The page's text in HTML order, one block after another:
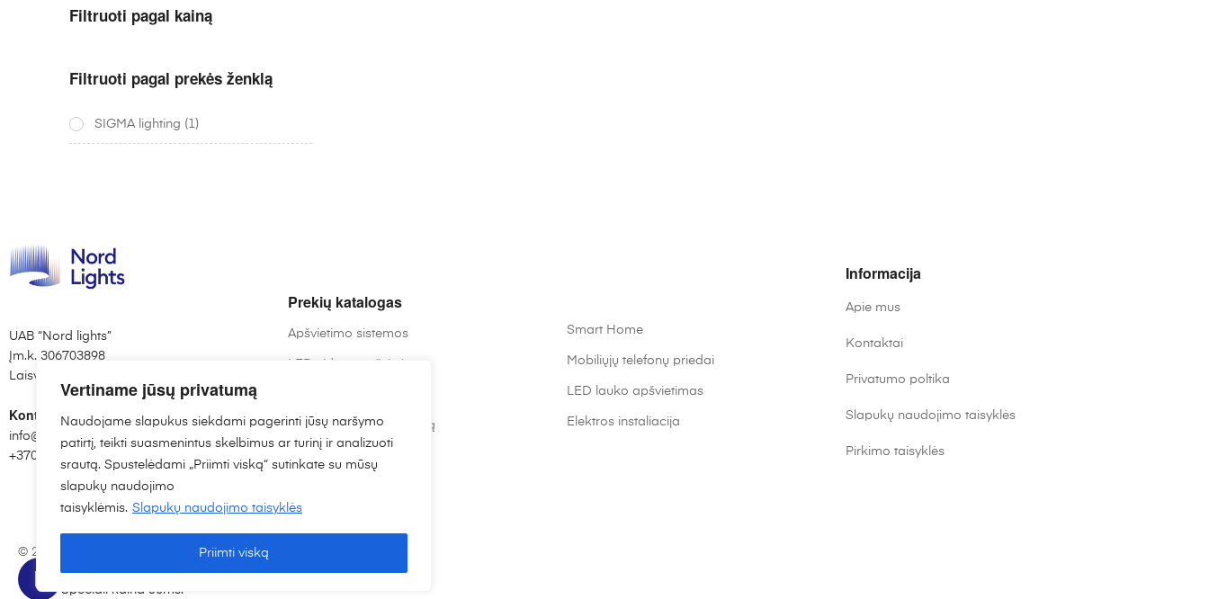
Vertiname jūsų privatumą
Naudojame slapukus siekdami pagerinti jūsų naršymo
patirtį, teikti suasmenintus skelbimus ar turinį ir analizuoti
srautą. Spustelėdami „Priimti viską“ sutinkate su mūsų
slapukų naudojimo
taisyklėmis. Slapukų naudojimo taisyklės
Priimti viską
Filtruoti pagal kainą
Filtruoti pagal prekės ženklą
SIGMA lighting (1)
UAB “Nord lights”
Įm.k. 306703898
Laisvės al. 82, Kaunas
Kontaktai:
info@nordlights.lt
+370 615 90769
Prekių katalogas
Apšvietimo sistemos
Šviestuvai pagal patalpą
Smart Home
Mobiliųjų telefonų priedai
LED lauko apšvietimas
Elektros instaliacija
Informacija
Apie mus
Kontaktai
Privatumo poltika
Slapukų naudojimo taisyklės
Pirkimo taisyklės
© 2026 Visos teisės saugomos. Sukurta:
Speciali kaina Jums.